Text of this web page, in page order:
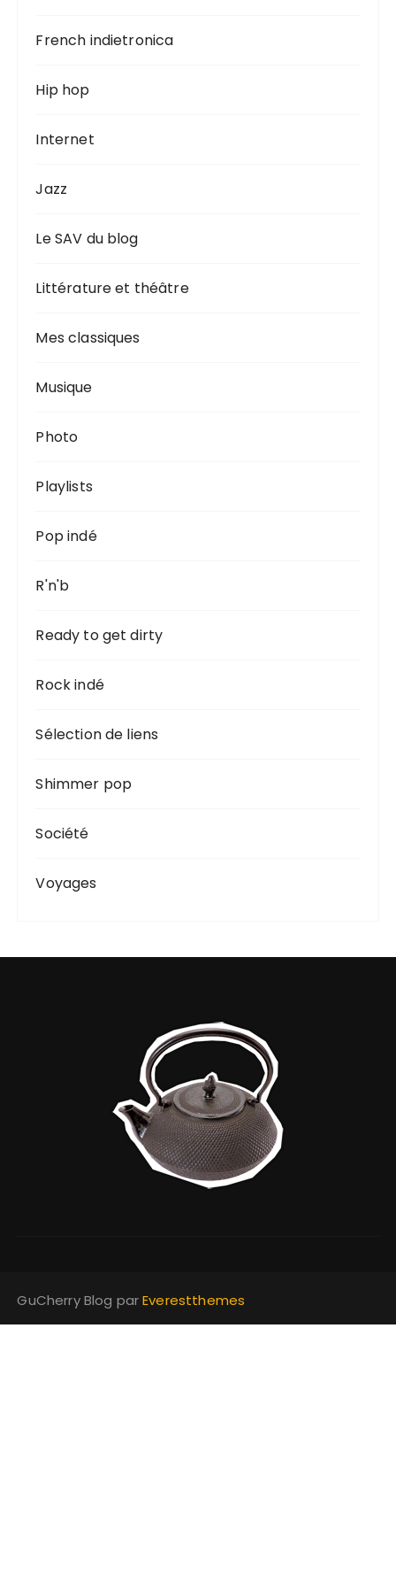
French indietronica
Hip hop
Internet
Jazz
Le SAV du blog
Littérature et théâtre
Mes classiques
Musique
Photo
Playlists
Pop indé
R'n'b
Ready to get dirty
Rock indé
Sélection de liens
Shimmer pop
Société
Voyages
GuCherry Blog parEverestthemes